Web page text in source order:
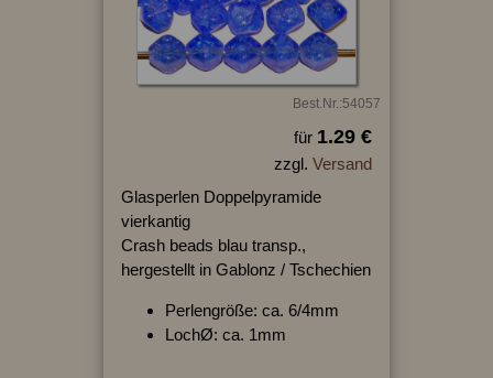
Best.Nr.:54057
für 1.29 €
zzgl. Versand
Glasperlen Doppelpyramide
vierkantig
Crash beads blau transp.,
hergestellt in Gablonz / Tschechien
Perlengröße: ca. 6/4mm
LochØ: ca. 1mm